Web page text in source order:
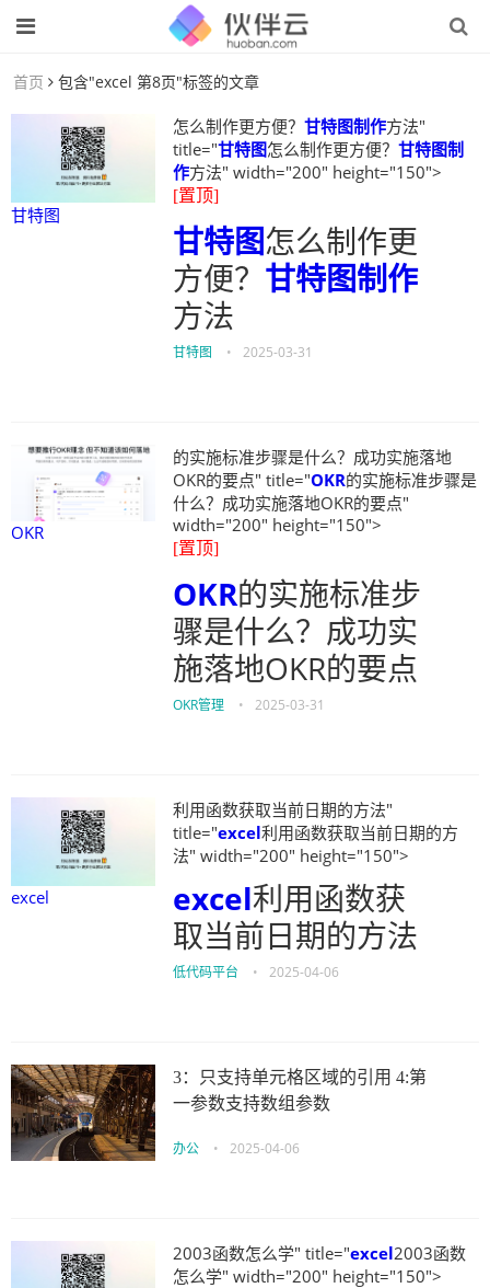
首页 包含"excel 第8页"标签的文章
甘特图
怎么制作更方便？ 甘特图制作方法"
title="甘特图怎么制作更方便？ 甘特图制
作方法" width="200" height="150">
[置顶]
甘特图怎么制作更
方便？ 甘特图制作
方法
甘特图 • 2025-03-31
OKR
的实施标准步骤是什么？成功实施落地
OKR的要点" title="OKR的实施标准步骤是
什么？成功实施落地OKR的要点"
width="200" height="150">
[置顶]
OKR的实施标准步
骤是什么？成功实
施落地OKR的要点
OKR管理 • 2025-03-31
excel
利用函数获取当前日期的方法"
title="excel利用函数获取当前日期的方
法" width="200" height="150">
excel利用函数获
取当前日期的方法
低代码平台 • 2025-04-06
3：只支持单元格区域的引用 4:第
一参数支持数组参数
办公 • 2025-04-06
2003函数怎么学" title="excel2003函数
怎么学" width="200" height="150">